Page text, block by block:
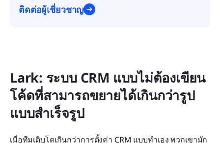
ติดต่อผู้เชี่ยวชาญ
Lark: ระบบ CRM แบบไม่ต้องเขียน
โค้ดที่สามารถขยายได้เกินกว่ารูป
แบบสำเร็จรูป
เมื่อทีมเติบโตเกินกว่าการตั้งค่า CRM แบบทำเอง พวกเขามัก